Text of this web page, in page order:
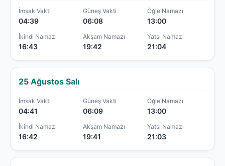
İmsak Vakti
04:39
Güneş Vakti
06:08
Öğle Namazı
13:00
İkindi Namazı
16:43
Akşam Namazı
19:42
Yatsı Namazı
21:04
25 Ağustos Salı
İmsak Vakti
04:41
Güneş Vakti
06:09
Öğle Namazı
13:00
İkindi Namazı
16:42
Akşam Namazı
19:41
Yatsı Namazı
21:03